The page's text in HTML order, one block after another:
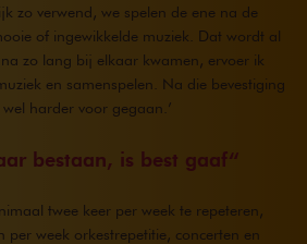
zo verwend, we spelen de ene na de
of ingewikkelde muziek. Dat wordt al
zo lang bij elkaar kwamen, ervoer ik
en samenspelen. Na die bevestiging
harder voor gegaan.’
bestaan, is best gaaf
twee keer per week te repeteren,
per week orkestrepetitie, concerten en